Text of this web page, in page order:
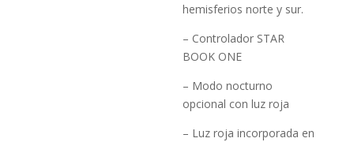
hemisferios norte y sur.
– Controlador STAR
BOOK ONE
– Modo nocturno
opcional con luz roja
– Luz roja incorporada en